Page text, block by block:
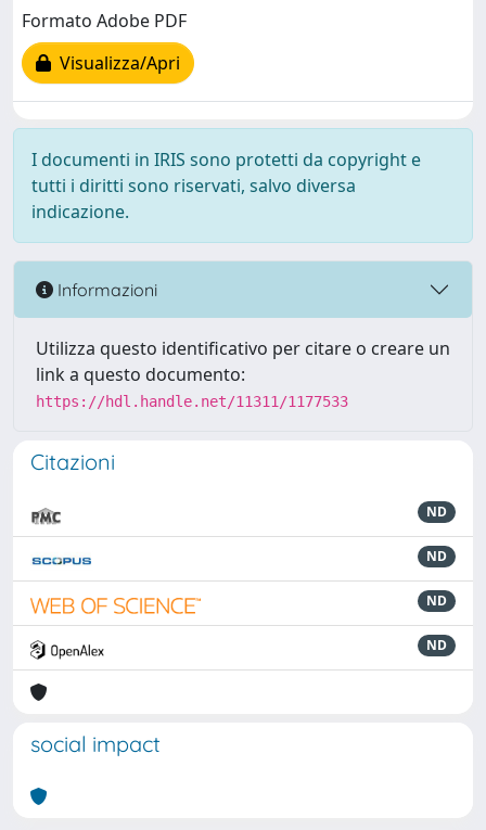
Formato Adobe PDF
Visualizza/Apri
I documenti in IRIS sono protetti da copyright e
tutti i diritti sono riservati, salvo diversa
indicazione.
Informazioni
Utilizza questo identificativo per citare o creare un
link a questo documento:
https://hdl.handle.net/11311/1177533
Citazioni
ND
ND
ND
ND
social impact